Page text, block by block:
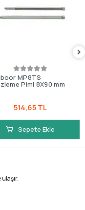
MP8TS
Pimi 8X90 mm
514,65 TL
Sepete Ekle